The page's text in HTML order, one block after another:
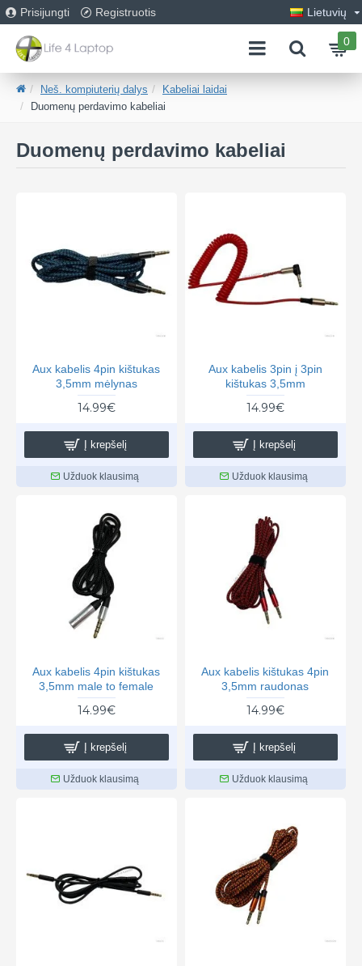
Prisijungti Registruotis Lietuvių
0
Neš. kompiuterių dalys
Kabeliai laidai
Duomenų perdavimo kabeliai
Duomenų perdavimo kabeliai
Aux kabelis 4pin kištukas
3,5mm mėlynas
14.99€
Į krepšelį
Užduok klausimą
Aux kabelis 3pin į 3pin
kištukas 3,5mm
14.99€
Į krepšelį
Užduok klausimą
Aux kabelis 4pin kištukas
3,5mm male to female
14.99€
Į krepšelį
Užduok klausimą
Aux kabelis kištukas 4pin
3,5mm raudonas
14.99€
Į krepšelį
Užduok klausimą